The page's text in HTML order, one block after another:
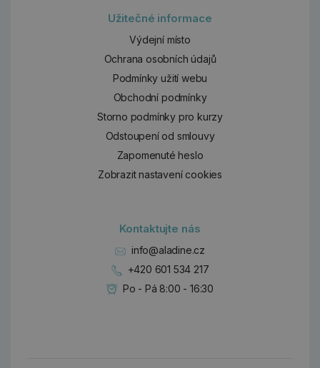
Užitečné informace
Výdejní místo
Ochrana osobních údajů
Podmínky užití webu
Obchodní podmínky
Storno podmínky pro kurzy
Odstoupení od smlouvy
Zapomenuté heslo
Zobrazit nastavení cookies
Kontaktujte nás
info@aladine.cz
+420 601 534 217
Po - Pá 8:00 - 16:30